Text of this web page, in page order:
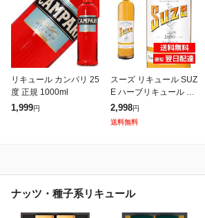
リキュール カンパリ 25
度 正規 1000ml
1,999円
スーズ リキュール SUZ
E ハーブリキュール 70
0ml フランス産 食前酒
洋酒 スピリッツ カクテ
2,998円
送料無料
ナッツ・種子系リキュール